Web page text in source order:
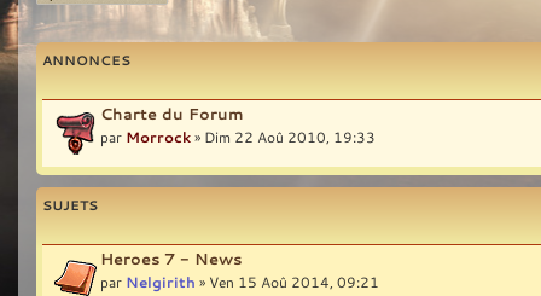
sujet
ANNONCES
Charte du Forum
par Morrock» Dim 22 Aoû 2010, 19:33
SUJETS
Heroes 7 - News
par Nelgirith » Ven 15 Aoû 2014, 09:21